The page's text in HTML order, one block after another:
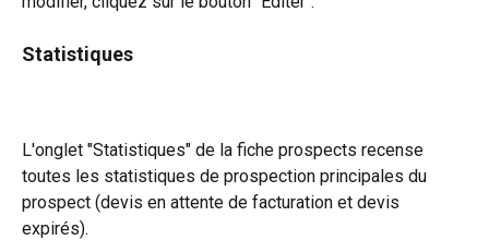
Statistiques
L'onglet "Statistiques" de la fiche prospects recense
toutes les statistiques de prospection principales du
prospect (devis en attente de facturation et devis
expirés).